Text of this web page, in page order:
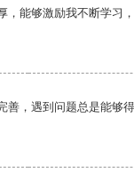
，能够激励我不断学习
善，遇到问题总是能够